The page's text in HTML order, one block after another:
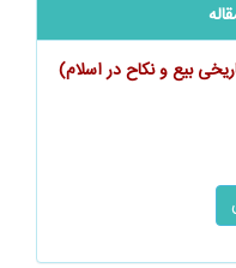
بیع و نکاح در اسلام)